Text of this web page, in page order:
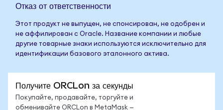
Отказ от ответственности
Этот продукт не выпущен, не спонсирован, не одобрен и
не аффилирован с Oracle. Название компании и любые
другие товарные знаки используются исключительно для
идентификации базового эталонного актива.
Получите ORCLon за секунды
Покупайте, продавайте, торгуйте и
обменивайте ORCLon в MetaMask —